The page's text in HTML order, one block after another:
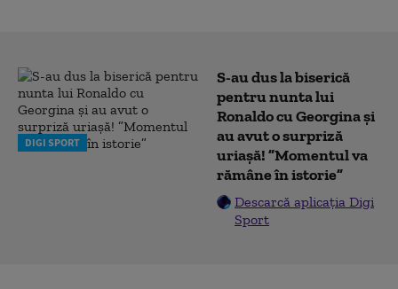
DIGI SPORT
S-au dus la biserică
pentru nunta lui
Ronaldo cu Georgina și
au avut o surpriză
uriașă! ”Momentul va
rămâne în istorie”
Descarcă aplicația Digi
Sport